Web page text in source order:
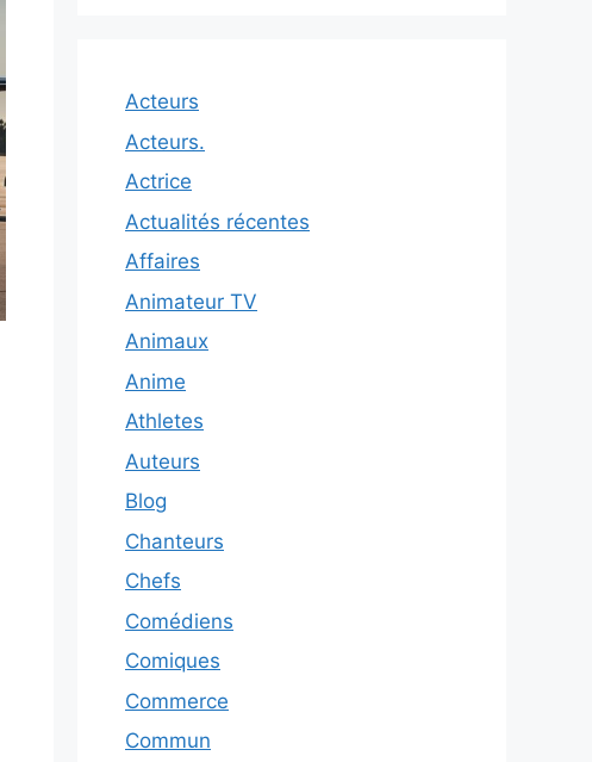
Acteurs
Acteurs.
Actrice
Actualités récentes
Affaires
Animateur TV
Animaux
Anime
Athletes
Auteurs
Blog
Chanteurs
Chefs
Comédiens
Comiques
Commerce
Commun